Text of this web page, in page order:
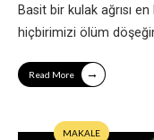
Basit bir kulak ağrısı
hiçbirimizi ölüm
Read More →
MAKALE